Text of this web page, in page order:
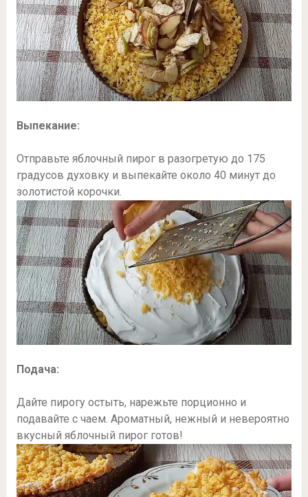
Выпекание:
Отправьте яблочный пирог в разогретую до 175
градусов духовку и выпекайте около 40 минут до
золотистой корочки.
Подача:
Дайте пирогу остыть, нарежьте порционно и
подавайте с чаем. Ароматный, нежный и невероятно
вкусный яблочный пирог готов!